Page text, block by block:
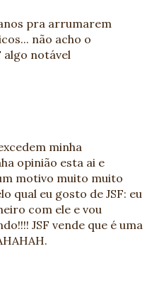
pra arrumarem
não acho o
algo notável
minha
opinião esta ai e
motivo muito muito
qual eu gosto de JSF: eu
com ele e vou
JSF vende que é uma